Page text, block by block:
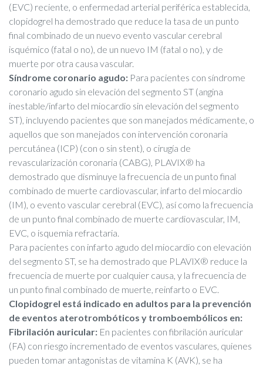
(EVC) reciente, o enfermedad arterial periférica establecida,
clopidogrel ha demostrado que reduce la tasa de un punto
final combinado de un nuevo evento vascular cerebral
isquémico (fatal o no), de un nuevo IM (fatal o no), y de
muerte por otra causa vascular.
Síndrome coronario agudo: Para pacientes con síndrome
coronario agudo sin elevación del segmento ST (angina
inestable/infarto del miocardio sin elevación del segmento
ST), incluyendo pacientes que son manejados médicamente, o
aquellos que son manejados con intervención coronaria
percutánea (ICP) (con o sin stent), o cirugía de
revascularización coronaria (CABG), PLAVIX® ha
demostrado que disminuye la frecuencia de un punto final
combinado de muerte cardiovascular, infarto del miocardio
(IM), o evento vascular cerebral (EVC), así como la frecuencia
de un punto final combinado de muerte cardiovascular, IM,
EVC, o isquemia refractaria.
Para pacientes con infarto agudo del miocardio con elevación
del segmento ST, se ha demostrado que PLAVIX® reduce la
frecuencia de muerte por cualquier causa, y la frecuencia de
un punto final combinado de muerte, reinfarto o EVC.
Clopidogrel está indicado en adultos para la prevención
de eventos aterotrombóticos y tromboembólicos en:
Fibrilación auricular: En pacientes con fibrilación auricular
(FA) con riesgo incrementado de eventos vasculares, quienes
pueden tomar antagonistas de vitamina K (AVK), se ha